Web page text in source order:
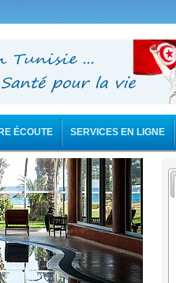
ÉCOUTE SERVICES EN LIGNE